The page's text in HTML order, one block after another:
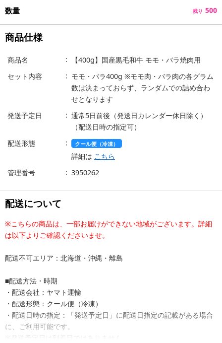
数量 残り 500
商品仕様
商品名
【400g】国産黒毛和牛 モモ・バラ焼肉用
セット内容
モモ・バラ400g ※モモ肉・バラ肉の各グラム
数は決まっておらず、ランダムでの詰め合わ
せとなります
発送予定日
通常5日前後（発送日カレンダー休日除く）
（配送日時の指定可）
配送形態
クール便（冷凍）
詳細は こちら
管理番号
3950262
配送について
※こちらの商品は、一部お届けができない地域がございます。詳細
は以下よりご確認くださいませ。
配送不可エリア：北海道・沖縄・離島
■配送方法・時期
・配送会社：ヤマト運輸
・配送形態：クール便（冷凍）
・配送日時の指定：「発送予定日」に配送日指定の記載がある場合
に、ご利用可能です。
※発送予定日は到着日ではありません。